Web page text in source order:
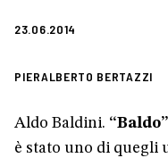
23.06.2014
PIERALBERTO BERTAZZI
Aldo Baldini.
è stato uno di quegli